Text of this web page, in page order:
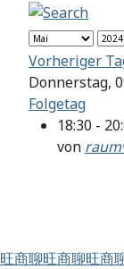
Vorheriger
Donnerstag,
Folgetag
18:30 -
von
旺商聊旺商聊旺商